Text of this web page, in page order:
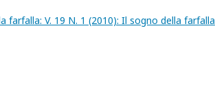
farfalla: V. 19 N. 1 (2010): Il sogno della farfalla